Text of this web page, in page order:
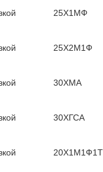
25Х1МФ
25Х2М1Ф
30ХМА
30ХГСА